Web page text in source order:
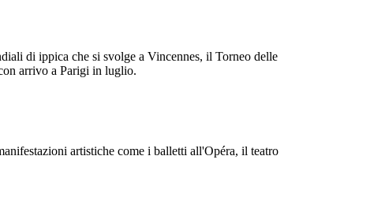
di ippica che si svolge a Vincennes, il Torneo delle
arrivo a Parigi in luglio.
artistiche come i balletti all'Opéra, il teatro